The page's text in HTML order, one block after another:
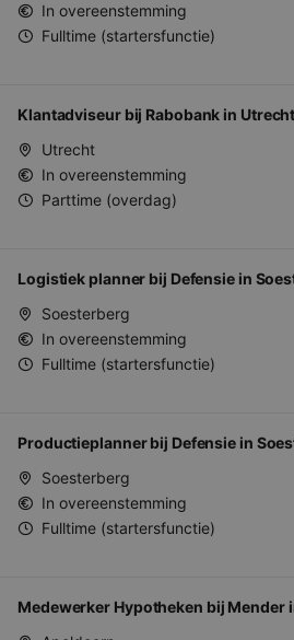
In overeenstemming
Fulltime (startersfunctie)
Klantadviseur bij Rabobank in Utrecht
Utrecht
In overeenstemming
Parttime (overdag)
Logistiek planner bij Defensie in
Soesterberg
In overeenstemming
Fulltime (startersfunctie)
Productieplanner bij Defensie in
Soesterberg
In overeenstemming
Fulltime (startersfunctie)
Medewerker Hypotheken bij Mender